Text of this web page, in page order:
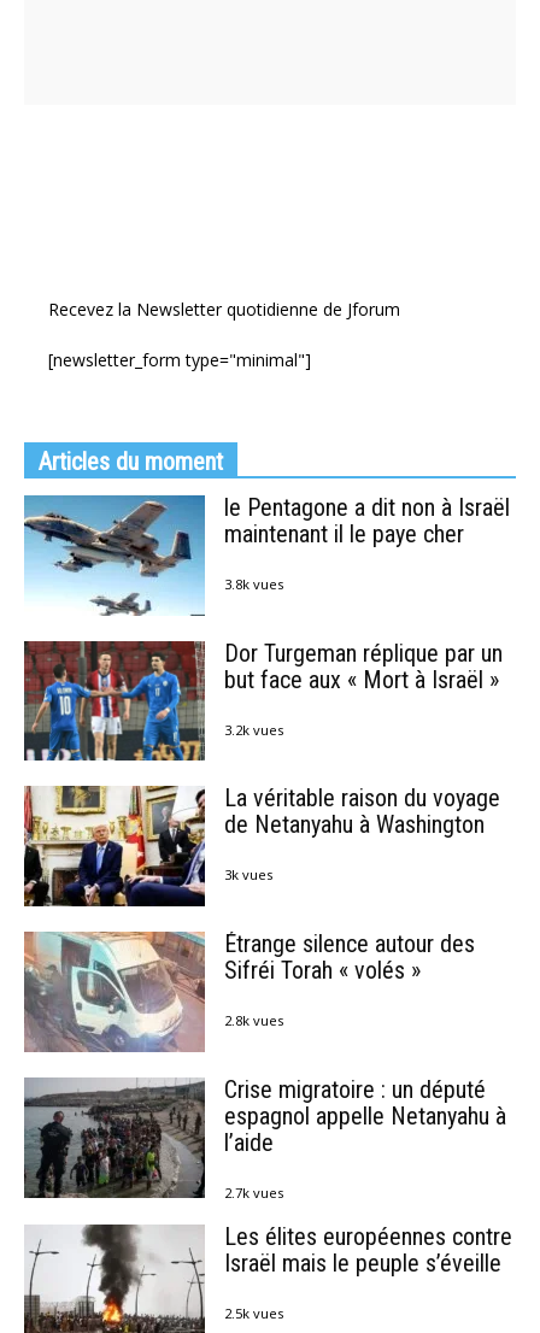
Recevez la Newsletter quotidienne de Jforum
[newsletter_form type="minimal"]
Articles du moment
le Pentagone a dit non à Israël
maintenant il le paye cher
3.8k vues
Dor Turgeman réplique par un
but face aux « Mort à Israël »
3.2k vues
La véritable raison du voyage
de Netanyahu à Washington
3k vues
Étrange silence autour des
Sifréi Torah « volés »
2.8k vues
Crise migratoire : un député
espagnol appelle Netanyahu à
l’aide
2.7k vues
Les élites européennes contre
Israël mais le peuple s’éveille
2.5k vues